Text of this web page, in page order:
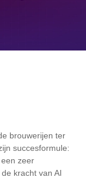
brouwerijen ter
succesformule:
zeer
kracht van AI